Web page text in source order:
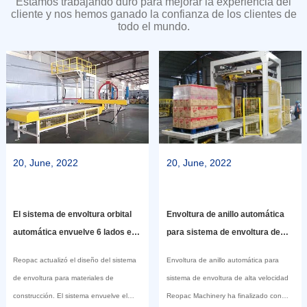
cliente y nos hemos ganado la confianza de los clientes de
todo el mundo.
20, June, 2022
El sistema de envoltura orbital
automática envuelve 6 lados en
Reopac actualizó el diseño del sistema
de envoltura para materiales de
construcción. El sistema envuelve el
20, June, 2022
Envoltura de anillo automática
para sistema de envoltura de
Envoltura de anillo automática para
sistema de envoltura de alta velocidad
Reopac Machinery ha finalizado con